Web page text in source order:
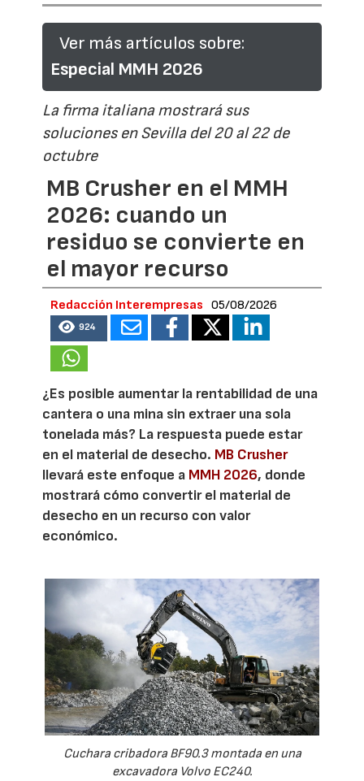
Ver más artículos sobre:
Especial MMH 2026
La firma italiana mostrará sus
soluciones en Sevilla del 20 al 22 de
octubre
MB Crusher en el MMH
2026: cuando un
residuo se convierte en
el mayor recurso
Redacción Interempresas 05/08/2026
924
¿Es posible aumentar la rentabilidad de una
cantera o una mina sin extraer una sola
tonelada más? La respuesta puede estar
en el material de desecho. MB Crusher
llevará este enfoque a MMH 2026, donde
mostrará cómo convertir el material de
desecho en un recurso con valor
económico.
Cuchara cribadora BF90.3 montada en una
excavadora Volvo EC240.